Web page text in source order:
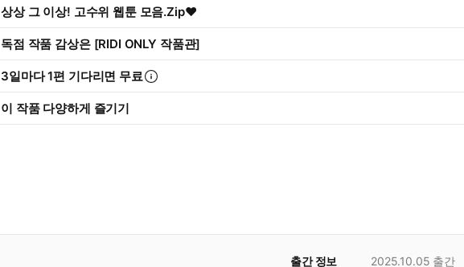
상상 그 이상! 고수위 웹툰 모음.Zip♥
독점 작품 감상은 [RIDI ONLY 작품관]
3일마다1편 기다리면 무료
이 작품 다양하게 즐기기
출간 정보 2025.10.05 출간